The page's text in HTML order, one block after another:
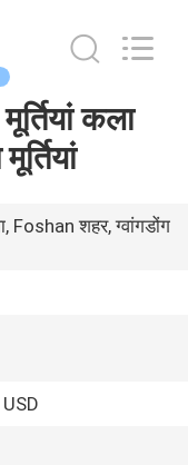
कला
Foshan शहर, ग्वांगडोंग